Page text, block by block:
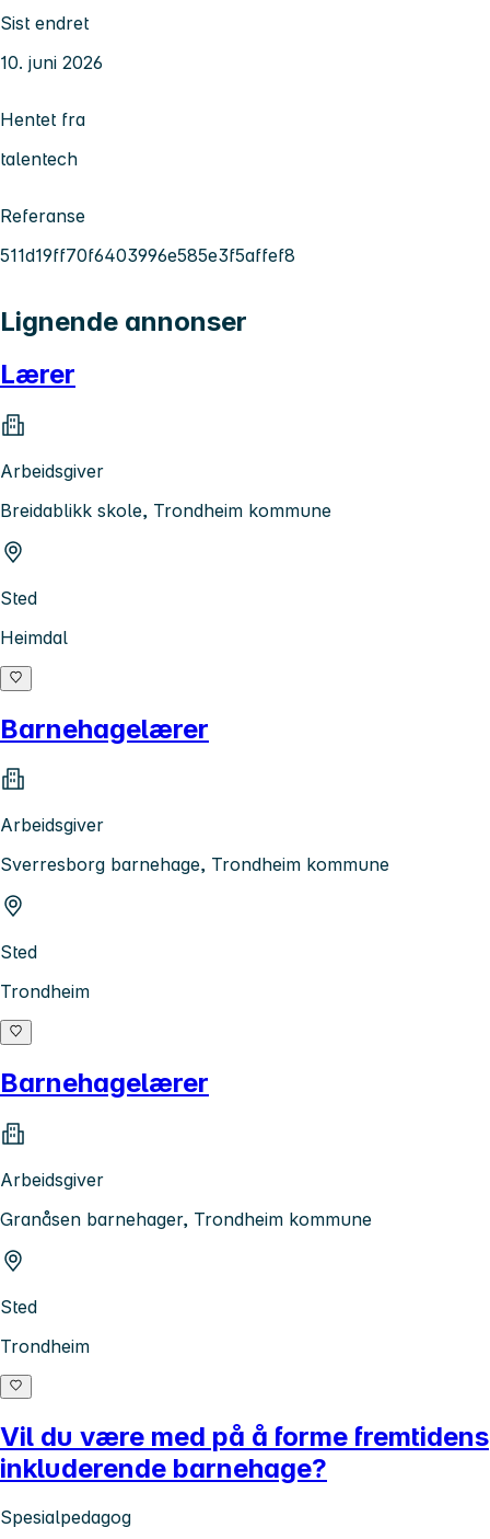
Sist endret
10. juni 2026
Hentet fra
talentech
Referanse
511d19ff70f6403996e585e3f5affef8
Lignende annonser
Lærer
Arbeidsgiver
Breidablikk skole, Trondheim kommune
Sted
Heimdal
Barnehagelærer
Arbeidsgiver
Sverresborg barnehage, Trondheim kommune
Sted
Trondheim
Barnehagelærer
Arbeidsgiver
Granåsen barnehager, Trondheim kommune
Sted
Trondheim
Vil du være med på å forme fremtidens
inkluderende barnehage?
Spesialpedagog